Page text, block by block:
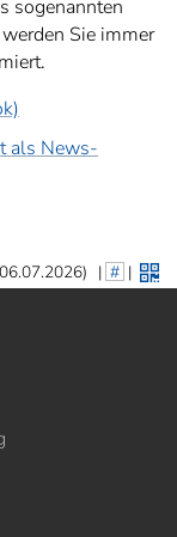
sogenannten
Sie immer
als News-
| # |